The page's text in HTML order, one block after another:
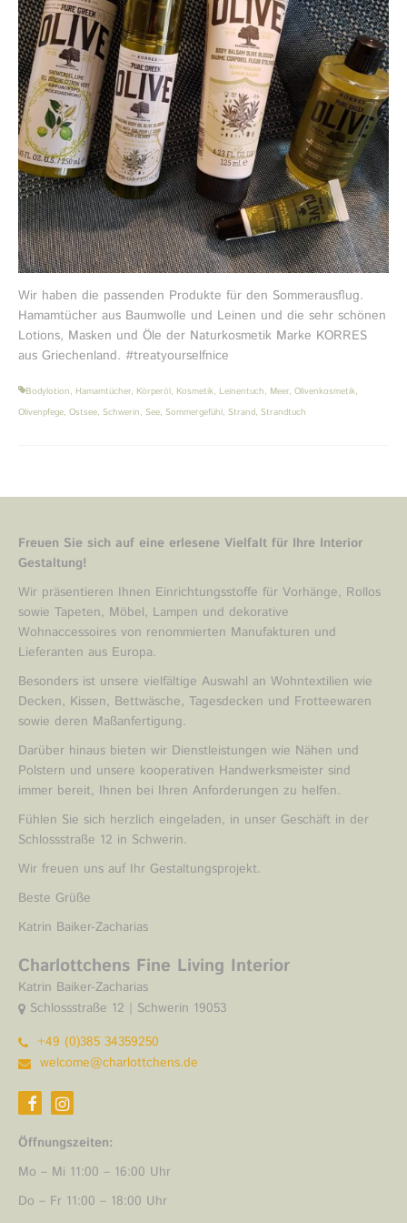
Wir haben die passenden Produkte für den Sommerausflug.
Hamamtücher aus Baumwolle und Leinen und die sehr schönen
Lotions, Masken und Öle der Naturkosmetik Marke KORRES
aus Griechenland. #treatyourselfnice
Bodylotion, Hamamtücher, Körperöl, Kosmetik, Leinentuch, Meer, Olivenkosmetik,
Olivenpfege, Ostsee, Schwerin, See, Sommergefühl, Strand, Strandtuch
Freuen Sie sich auf eine erlesene Vielfalt für Ihre Interior
Gestaltung!
Wir präsentieren Ihnen Einrichtungsstoffe für Vorhänge, Rollos
sowie Tapeten, Möbel, Lampen und dekorative
Wohnaccessoires von renommierten Manufakturen und
Lieferanten aus Europa.
Besonders ist unsere vielfältige Auswahl an Wohntextilien wie
Decken, Kissen, Bettwäsche, Tagesdecken und Frotteewaren
sowie deren Maßanfertigung.
Darüber hinaus bieten wir Dienstleistungen wie Nähen und
Polstern und unsere kooperativen Handwerksmeister sind
immer bereit, Ihnen bei Ihren Anforderungen zu helfen.
Fühlen Sie sich herzlich eingeladen, in unser Geschäft in der
Schlossstraße 12 in Schwerin.
Wir freuen uns auf Ihr Gestaltungsprojekt.
Beste Grüße
Katrin Baiker-Zacharias
Charlottchens Fine Living Interior
Katrin Baiker-Zacharias
Schlossstraße 12 | Schwerin 19053
+49 (0)385 34359250
welcome@charlottchens.de
Öffnungszeiten:
Mo – Mi 11:00 – 16:00 Uhr
Do – Fr 11:00 – 18:00 Uhr